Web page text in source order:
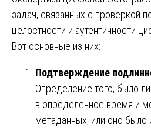
задач, связанных с проверкой
целостности и аутентичности
Вот основные из них:
Подтверждение
Определение того, было
в определенное время и
метаданных, или оно было